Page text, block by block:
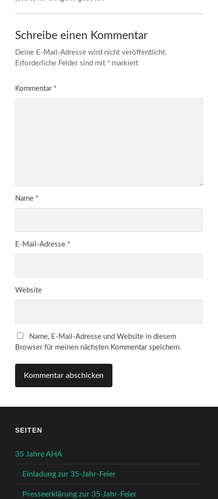
Schreibe einen Kommentar
Deine E-Mail-Adresse wird nicht veröffentlicht.
Erforderliche Felder sind mit * markiert
Kommentar *
Name *
E-Mail-Adresse *
Website
Name, E-Mail-Adresse und Website in diesem
Browser für meinen nächsten Kommentar speichern.
SEITEN
35 Jahre AHA
Einladung zur 35-Jahr-Feier
Presseerklärung zur 35-Jahr-Feier